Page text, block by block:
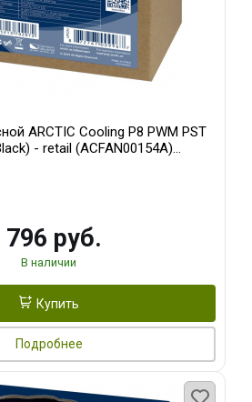
ARCTIC Cooling P8 PWM PST
- retail (ACFAN00154A)
796 руб.
В наличии
Купить
Подробнее